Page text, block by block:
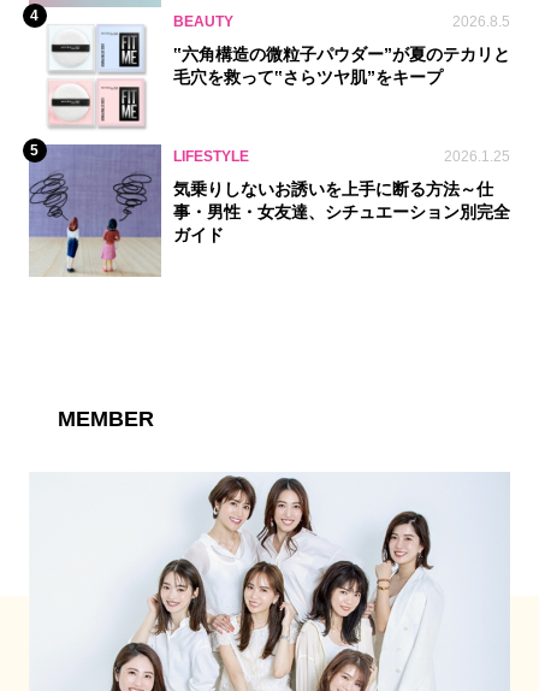
4 BEAUTY 2026.8.5
‟六角構造の微粒子パウダー”が夏のテカリと
毛穴を救って‟さらツヤ肌”をキープ
5 LIFESTYLE 2026.1.25
気乗りしないお誘いを上手に断る方法～仕
事・男性・女友達、シチュエーション別完全
ガイド
MEMBER